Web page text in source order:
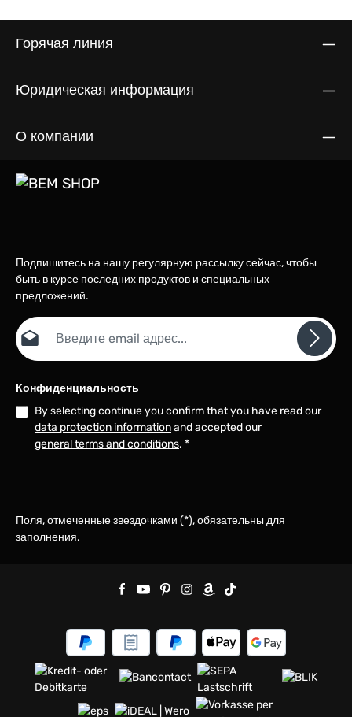
Горячая линия
Юридическая информация
О компании
Подпишитесь на нашу регулярную рассылку сейчас, чтобы
быть в курсе последних продуктов и специальных
предложений.
Email адрес*
Конфиденциальность
By selecting continue you confirm that you have read our
data protection informationand accepted our
general terms and conditions. *
Поля, отмеченные звездочками (*), обязательны для
заполнения.